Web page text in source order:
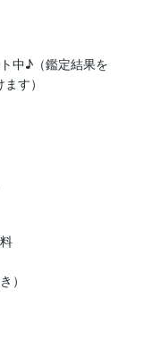
中♪（鑑定結果を
す）
）